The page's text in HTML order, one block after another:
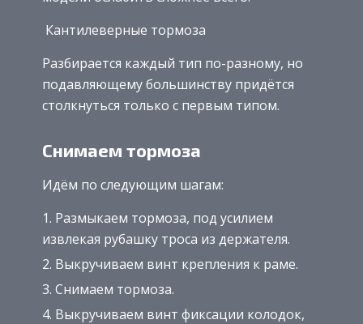
Кантилеверные тормоза
Разбирается каждый тип по-разному, но
подавляющему большинству придётся
столкнуться только с первым типом.
Снимаем тормоза
Идём по следующим шагам:
Размыкаем тормоза, под усилием
извлекая рубашку троса из держателя.
Выкручиваем винт крепления к раме.
Снимаем тормоза.
Выкручиваем винт фиксации колодок,